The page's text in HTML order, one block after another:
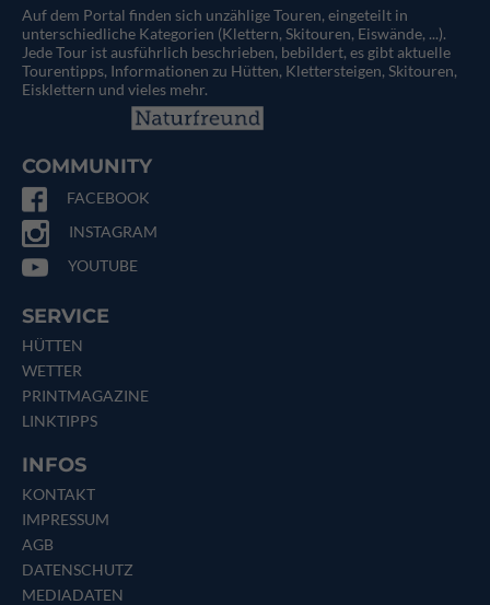
Auf dem Portal finden sich unzählige Touren, eingeteilt in
unterschiedliche Kategorien (Klettern, Skitouren, Eiswände, ...).
Jede Tour ist ausführlich beschrieben, bebildert, es gibt aktuelle
Tourentipps, Informationen zu Hütten, Klettersteigen, Skitouren,
Eisklettern und vieles mehr.
COMMUNITY
FACEBOOK
INSTAGRAM
YOUTUBE
SERVICE
HÜTTEN
WETTER
PRINTMAGAZINE
LINKTIPPS
INFOS
KONTAKT
IMPRESSUM
AGB
DATENSCHUTZ
MEDIADATEN